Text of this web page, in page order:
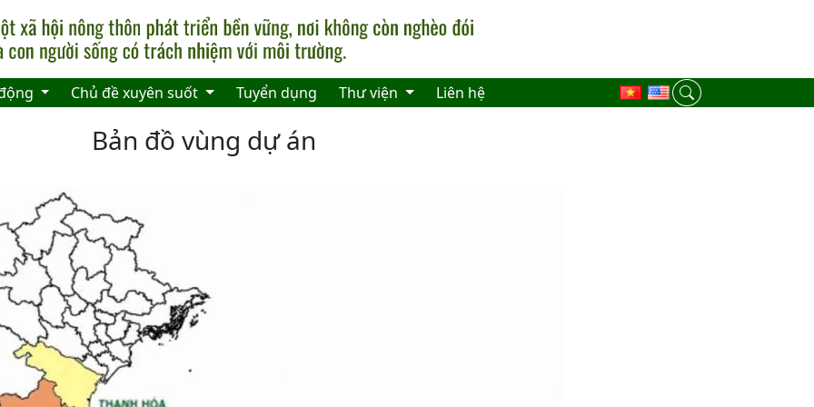
Chủ đề xuyên suốt Tuyển dụng Thư viện Liên hệ
Bản đồ vùng dự án